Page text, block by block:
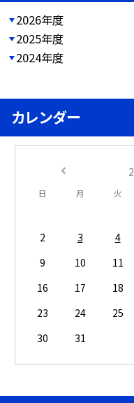
2026年度
2025年度
2024年度
カレンダー
日 月 火
2
3 4
9
10 11
16
17 18
23
24 25
30
31